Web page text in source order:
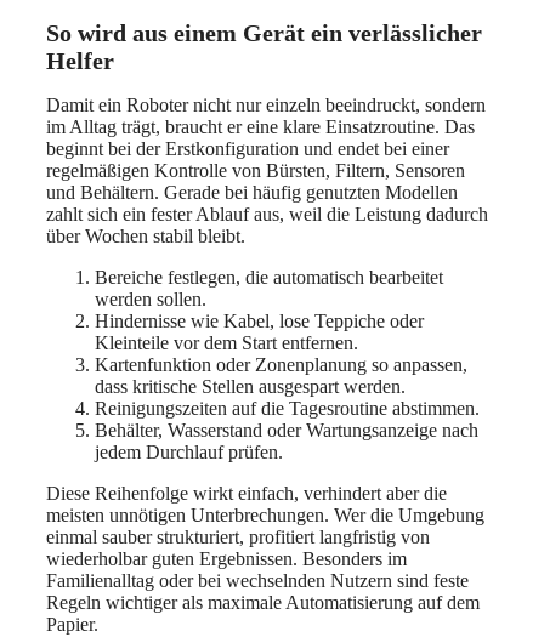
So wird aus einem Gerät ein verlässlicher
Helfer
Damit ein Roboter nicht nur einzeln beeindruckt, sondern
im Alltag trägt, braucht er eine klare Einsatzroutine. Das
beginnt bei der Erstkonfiguration und endet bei einer
regelmäßigen Kontrolle von Bürsten, Filtern, Sensoren
und Behältern. Gerade bei häufig genutzten Modellen
zahlt sich ein fester Ablauf aus, weil die Leistung dadurch
über Wochen stabil bleibt.
Bereiche festlegen, die automatisch bearbeitet
werden sollen.
Hindernisse wie Kabel, lose Teppiche oder
Kleinteile vor dem Start entfernen.
Kartenfunktion oder Zonenplanung so anpassen,
dass kritische Stellen ausgespart werden.
Reinigungszeiten auf die Tagesroutine abstimmen.
Behälter, Wasserstand oder Wartungsanzeige nach
jedem Durchlauf prüfen.
Diese Reihenfolge wirkt einfach, verhindert aber die
meisten unnötigen Unterbrechungen. Wer die Umgebung
einmal sauber strukturiert, profitiert langfristig von
wiederholbar guten Ergebnissen. Besonders im
Familienalltag oder bei wechselnden Nutzern sind feste
Regeln wichtiger als maximale Automatisierung auf dem
Papier.